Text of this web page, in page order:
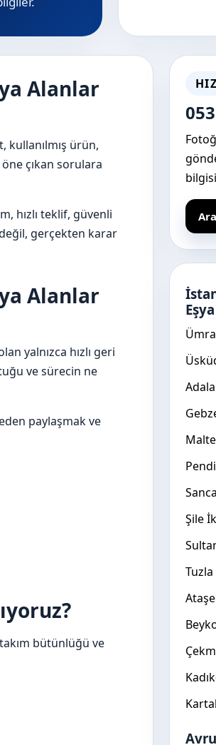
Alanlar
kullanılmış ürün,
çıkan sorulara
hızlı teklif, güvenli
gerçekten karar
Alanlar
yalnızca hızlı geri
ve sürecin ne
paylaşmak ve
bütünlüğü ve
Ara
Şile